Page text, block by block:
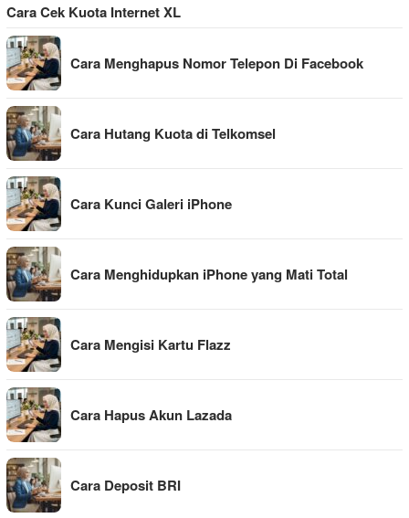
Cara Cek Kuota Internet XL
Cara Menghapus Nomor Telepon Di Facebook
Cara Hutang Kuota di Telkomsel
Cara Kunci Galeri iPhone
Cara Menghidupkan iPhone yang Mati Total
Cara Mengisi Kartu Flazz
Cara Hapus Akun Lazada
Cara Deposit BRI